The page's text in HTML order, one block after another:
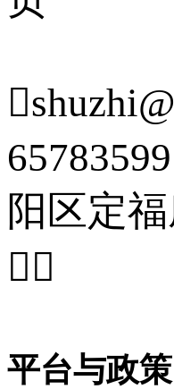

65783599
阳区定

平台与政策